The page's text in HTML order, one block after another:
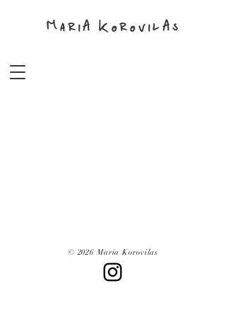
MariA KorovilAs
© 2026 Maria Korovilas